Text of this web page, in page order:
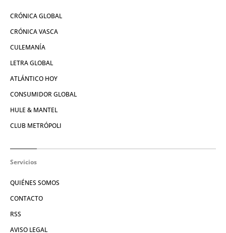
CRÓNICA GLOBAL
CRÓNICA VASCA
CULEMANÍA
LETRA GLOBAL
ATLÁNTICO HOY
CONSUMIDOR GLOBAL
HULE & MANTEL
CLUB METRÓPOLI
Servicios
QUIÉNES SOMOS
CONTACTO
RSS
AVISO LEGAL